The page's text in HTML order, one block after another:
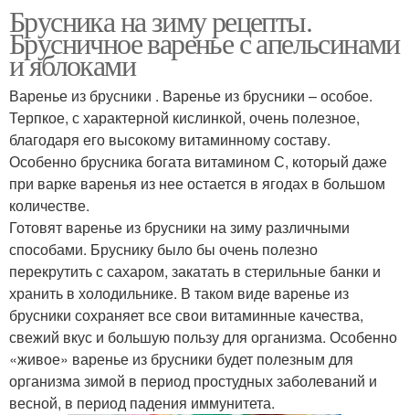
Брусника на зиму рецепты.
Брусничное варенье с апельсинами
и яблоками
Варенье из брусники . Варенье из брусники – особое.
Терпкое, с характерной кислинкой, очень полезное,
благодаря его высокому витаминному составу.
Особенно брусника богата витамином С, который даже
при варке варенья из нее остается в ягодах в большом
количестве.
Готовят варенье из брусники на зиму различными
способами. Бруснику было бы очень полезно
перекрутить с сахаром, закатать в стерильные банки и
хранить в холодильнике. В таком виде варенье из
брусники сохраняет все свои витаминные качества,
свежий вкус и большую пользу для организма. Особенно
«живое» варенье из брусники будет полезным для
организма зимой в период простудных заболеваний и
весной, в период падения иммунитета.